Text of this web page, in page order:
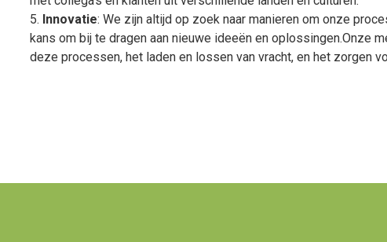
5. Innovatie: We zijn altijd op zoek naar manieren om onze
kans om bij te dragen aan nieuwe ideeën en oplossingen.Onze
deze processen, het laden en lossen van vracht, en het zorgen